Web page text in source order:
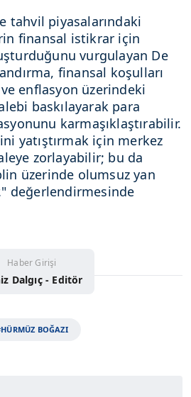
tahvil piyasalarındaki
finansal istikrar için
vurgulayan De
finansal koşulları
ve enflasyon üzerindeki
baskılayarak para
karmaşıklaştırabilir.
yatıştırmak için merkez
zorlayabilir; bu da
üzerinde olumsuz yan
değerlendirmesinde
Haber Girişi
Dalgıç - Editör
BOĞAZI